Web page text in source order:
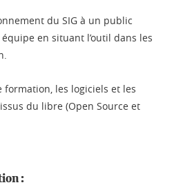
du SIG à un public
en situant l’outil dans les
formation, les logiciels et les
du libre (Open Source et
: